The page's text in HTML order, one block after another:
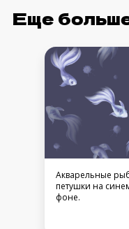
Еще
Акварельные
петушки на
фоне.